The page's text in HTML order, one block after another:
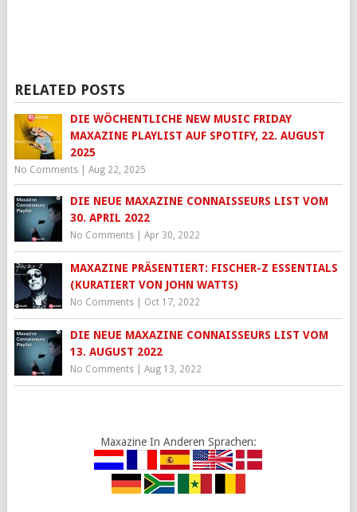
RELATED POSTS
DIE WÖCHENTLICHE NEW MUSIC FRIDAY
MAXAZINE PLAYLIST AUF SPOTIFY, 22. AUGUST
2025
No Comments| Aug 22, 2025
DIE NEUE MAXAZINE CONNAISSEURS LIST VOM
30. APRIL 2022
No Comments| Apr 30, 2022
MAXAZINE PRÄSENTIERT: FISCHER-Z ESSENTIALS
(KURATIERT VON JOHN WATTS)
No Comments| Oct 17, 2022
DIE NEUE MAXAZINE CONNAISSEURS LIST VOM
13. AUGUST 2022
No Comments| Aug 13, 2022
Maxazine In Anderen Sprachen: